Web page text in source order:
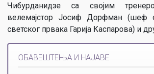
Чибурданидзе са својим
велемајстор Јосиф Дорфман (шеф
светског првака Гарија Каспарова) и
ОБАВЕШТЕЊА И НАЈАВЕ